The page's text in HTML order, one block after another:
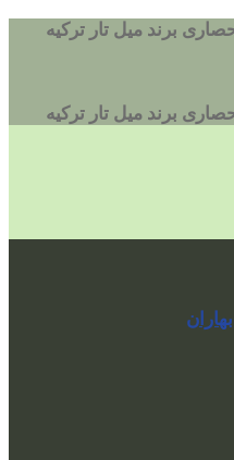
برند میل تار ترکیه
برند میل تار ترکیه